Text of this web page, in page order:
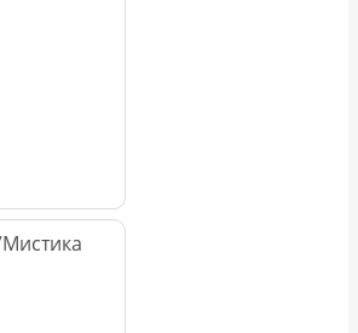
Мистика